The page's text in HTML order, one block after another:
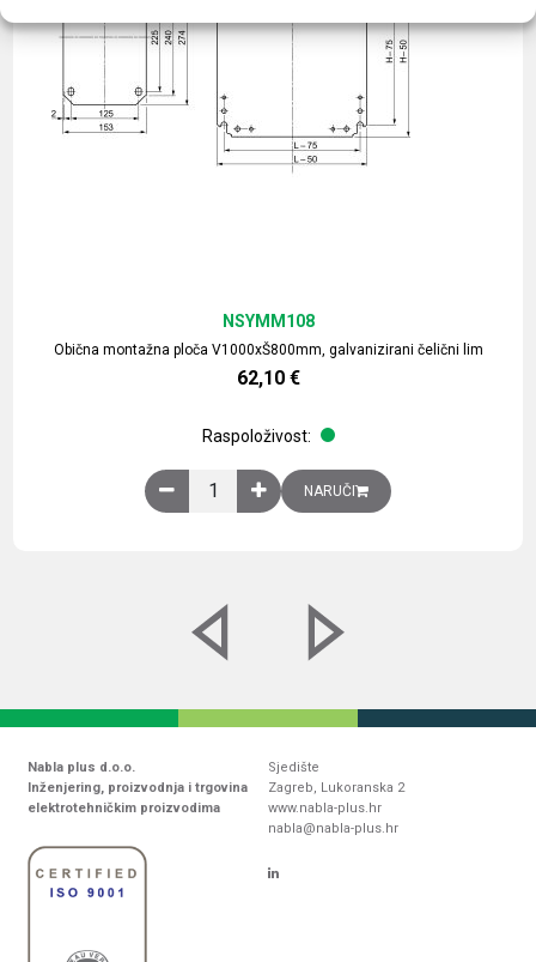
Obična montažna ploča V1000xŠ800mm, galvanizirani čelični lim
NSYMM108
62,10 €
Raspoloživost:
Obična montažna ploča V1000xŠ800mm,
NARUČI
Nabla plus d.o.o.
Inženjering, proizvodnja i trgovina
elektrotehničkim proizvodima
Sjedište
Zagreb, Lukoranska 2
www.nabla-plus.hr
nabla@nabla-plus.hr